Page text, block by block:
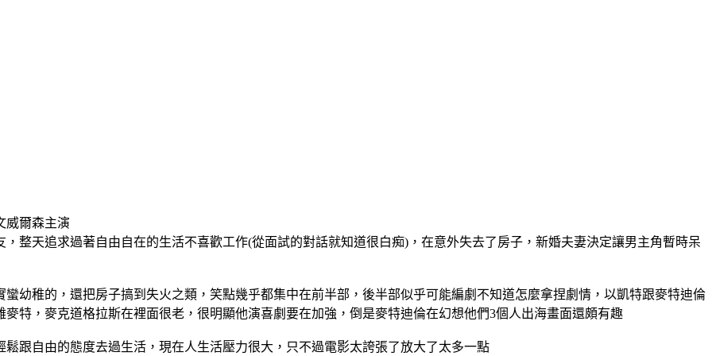
威爾森主演
整天追求過著自由自在的生活不喜歡工作(從面試的對話就知道很白痴)，在意外失去了房子，新婚夫妻決定讓男主角暫時呆
幼稚的，還把房子搞到失火之類，笑點幾乎都集中在前半部，後半部似乎可能編劇不知道怎麼拿捏劇情，以凱特跟麥特迪倫
特，麥克道格拉斯在裡面很老，很明顯他演喜劇要在加強，倒是麥特迪倫在幻想他們3個人出海畫面還頗有趣
跟自由的態度去過生活，現在人生活壓力很大，只不過電影太誇張了放大了太多一點